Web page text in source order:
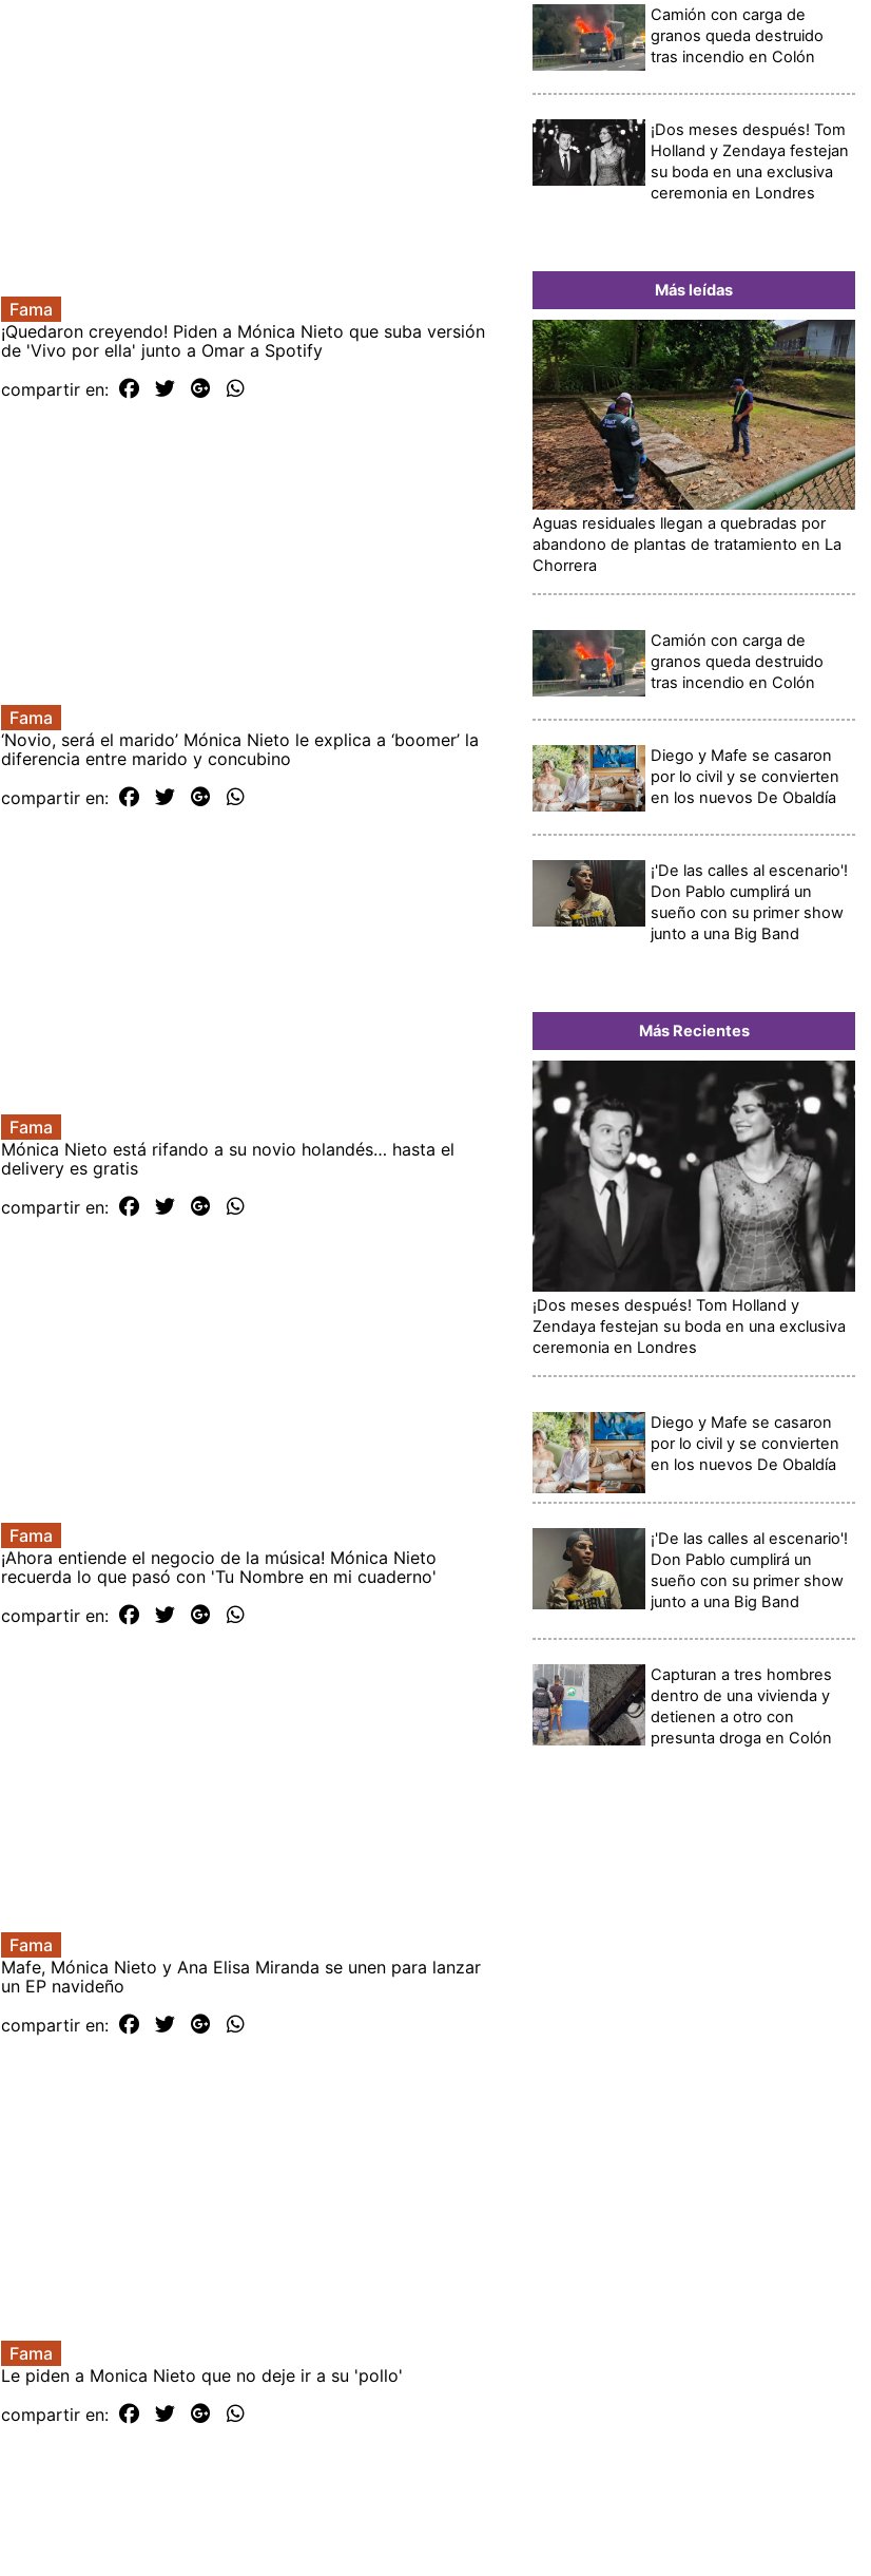
Fama
¡Quedaron creyendo! Piden a Mónica Nieto que suba versión
de 'Vivo por ella' junto a Omar a Spotify
compartir en:
Fama
‘Novio, será el marido’ Mónica Nieto le explica a ‘boomer’ la
diferencia entre marido y concubino
compartir en:
Fama
Mónica Nieto está rifando a su novio holandés… hasta el
delivery es gratis
compartir en:
Fama
¡Ahora entiende el negocio de la música! Mónica Nieto
recuerda lo que pasó con 'Tu Nombre en mi cuaderno'
compartir en:
Fama
Mafe, Mónica Nieto y Ana Elisa Miranda se unen para lanzar
un EP navideño
compartir en:
Fama
Le piden a Monica Nieto que no deje ir a su 'pollo'
compartir en:
Camión con carga de
granos queda destruido
tras incendio en Colón
¡Dos meses después! Tom
Holland y Zendaya festejan
su boda en una exclusiva
ceremonia en Londres
Más leídas
Aguas residuales llegan a quebradas por
abandono de plantas de tratamiento en La
Chorrera
Camión con carga de
granos queda destruido
tras incendio en Colón
Diego y Mafe se casaron
por lo civil y se convierten
en los nuevos De Obaldía
¡'De las calles al escenario'!
Don Pablo cumplirá un
sueño con su primer show
junto a una Big Band
Más Recientes
¡Dos meses después! Tom Holland y
Zendaya festejan su boda en una exclusiva
ceremonia en Londres
Diego y Mafe se casaron
por lo civil y se convierten
en los nuevos De Obaldía
¡'De las calles al escenario'!
Don Pablo cumplirá un
sueño con su primer show
junto a una Big Band
Capturan a tres hombres
dentro de una vivienda y
detienen a otro con
presunta droga en Colón